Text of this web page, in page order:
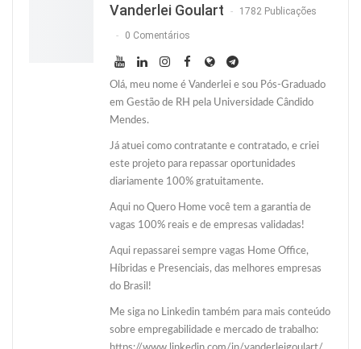
Vanderlei Goulart 1782 Publicações
0 Comentários
Olá, meu nome é Vanderlei e sou Pós-Graduado
em Gestão de RH pela Universidade Cândido
Mendes.
Já atuei como contratante e contratado, e criei
este projeto para repassar oportunidades
diariamente 100% gratuitamente.
Aqui no Quero Home você tem a garantia de
vagas 100% reais e de empresas validadas!
Aqui repassarei sempre vagas Home Office,
Híbridas e Presenciais, das melhores empresas
do Brasil!
Me siga no Linkedin também para mais conteúdo
sobre empregabilidade e mercado de trabalho: